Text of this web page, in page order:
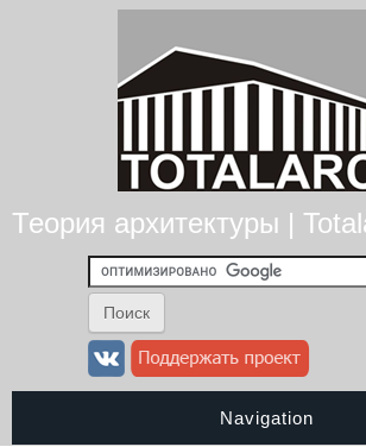
Теория архитектуры |
Navigation